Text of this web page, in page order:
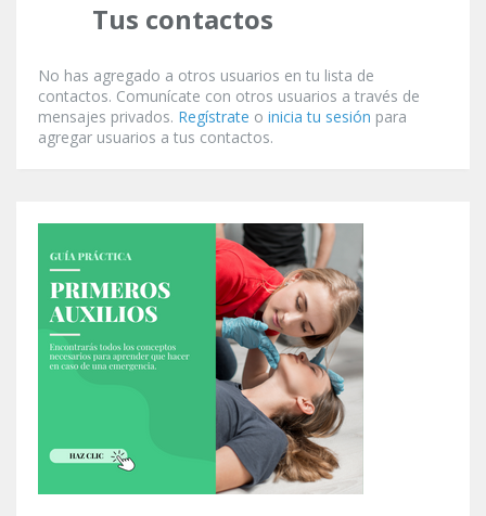
Tus contactos
No has agregado a otros usuarios en tu lista de
contactos. Comunícate con otros usuarios a través de
mensajes privados. Regístrate o inicia tu sesión para
agregar usuarios a tus contactos.